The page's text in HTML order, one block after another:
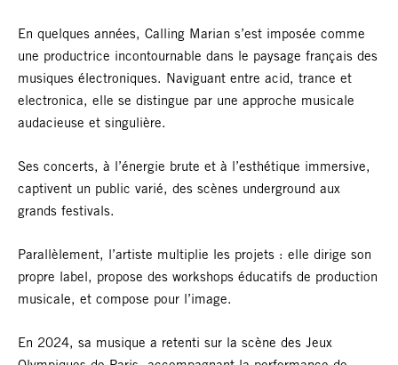
En quelques années, Calling Marian s’est imposée comme
une productrice incontournable dans le paysage français des
musiques électroniques. Naviguant entre acid, trance et
electronica, elle se distingue par une approche musicale
audacieuse et singulière.
Ses concerts, à l’énergie brute et à l’esthétique immersive,
captivent un public varié, des scènes underground aux
grands festivals.
Parallèlement, l’artiste multiplie les projets : elle dirige son
propre label, propose des workshops éducatifs de production
musicale, et compose pour l’image.
En 2024, sa musique a retenti sur la scène des Jeux